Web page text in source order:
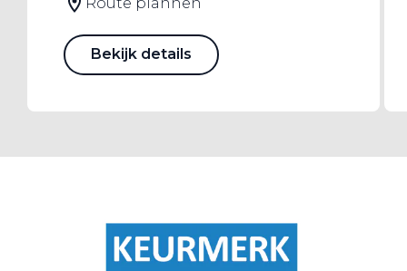
Bekijk details